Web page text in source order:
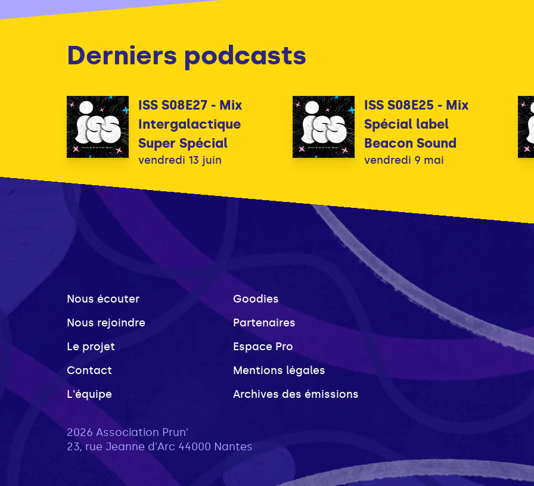
Derniers podcasts
ISS S08E27 - Mix
Intergalactique
Super Spécial
vendredi 13 juin
ISS S08E25 - Mix
Spécial label
Beacon Sound
vendredi 9 mai
Nous écouter
Nous rejoindre
Le projet
Contact
L'équipe
Goodies
Partenaires
Espace Pro
Mentions légales
Archives des émissions
2026 Association Prun'
23, rue Jeanne d'Arc 44000 Nantes